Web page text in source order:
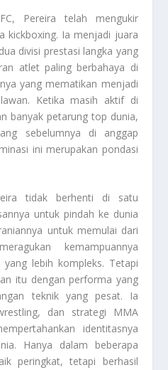
Pereira telah mengukir
kickboxing. Ia menjadi juara
divisi prestasi langka yang
atlet paling berbahaya di
yang mematikan menjadi
Ketika masih aktif di
banyak petarung top dunia,
sebelumnya di anggap
ini merupakan pondasi
tidak berhenti di satu
untuk pindah ke dunia
untuk memulai dari
kemampuannya
lebih kompleks. Tetapi
itu dengan performa yang
teknik yang pesat. Ia
dan strategi MMA
identitasnya
Hanya dalam beberapa
peringkat, tetapi berhasil